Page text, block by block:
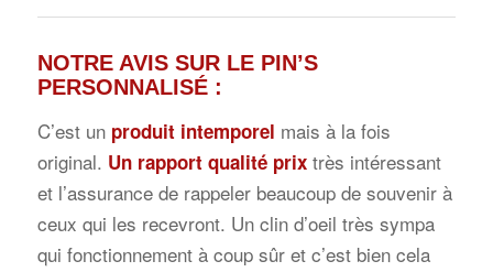
NOTRE AVIS SUR LE PIN’S
PERSONNALISÉ :
C’est un produit intemporel mais à la fois
original. Un rapport qualité prixtrès intéressant
et l’assurance de rappeler beaucoup de souvenir à
ceux qui les recevront. Un clin d’oeil très sympa
qui fonctionnement à coup sûr et c’est bien cela